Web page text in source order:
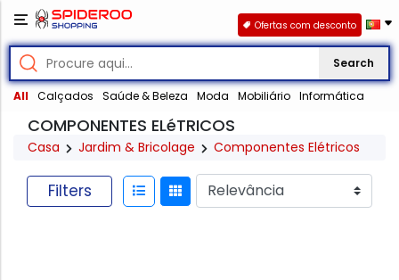
Search
All Calçados Saúde & Beleza Moda Mobiliário Informática
Ofertas com desconto
COMPONENTES ELéTRICOS
Casa Jardim & Bricolage Componentes Elétricos
Filters